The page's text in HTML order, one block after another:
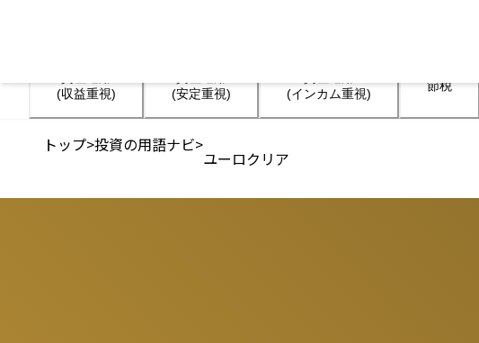
(収益重視)
(安定重視)
(インカム重視)
節税
トップ>投資の用語ナビ>
ユーロクリア